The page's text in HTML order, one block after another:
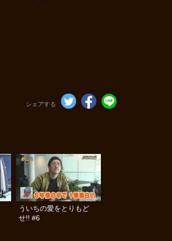
シェアする
ういちの愛をとりもど
せ!! #6